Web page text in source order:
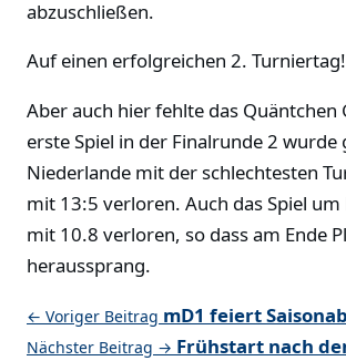
abzuschließen.
Auf einen erfolgreichen 2. Turniertag!
Aber auch hier fehlte das Quäntchen
erste Spiel in der Finalrunde 2 wurde
Niederlande mit der schlechtesten
mit 13:5 verloren. Auch das Spiel um
mit 10.8 verloren, so dass am Ende
heraussprang.
← Voriger Beitrag mD1 feiert
Nächster Beitrag → Frühstart nach